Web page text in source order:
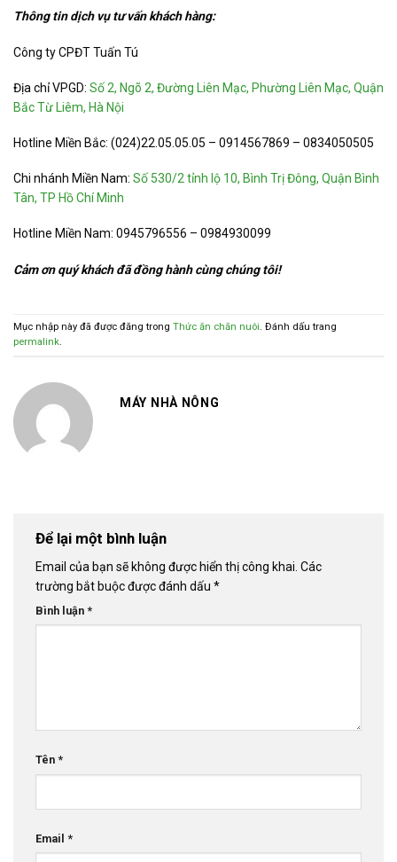
Thông tin dịch vụ tư vấn khách hàng:
Công ty CPĐT Tuấn Tú
Địa chỉ VPGD: Số 2, Ngõ 2, Đường Liên Mạc, Phường Liên Mạc, Quận
Bắc Từ Liêm, Hà Nội
Hotline Miền Bắc: (024)22.05.05.05 – 0914567869 – 0834050505
Chi nhánh Miền Nam: Số 530/2 tỉnh lộ 10, Bình Trị Đông, Quận Bình
Tân, TP Hồ Chí Minh
Hotline Miền Nam: 0945796556 – 0984930099
Cảm ơn quý khách đã đồng hành cùng chúng tôi!
Mục nhập này đã được đăng trong Thức ăn chăn nuôi. Đánh dấu trang
permalink.
MÁY NHÀ NÔNG
Để lại một bình luận
Email của bạn sẽ không được hiển thị công khai. Các
trường bắt buộc được đánh dấu *
Bình luận *
Tên *
Email *